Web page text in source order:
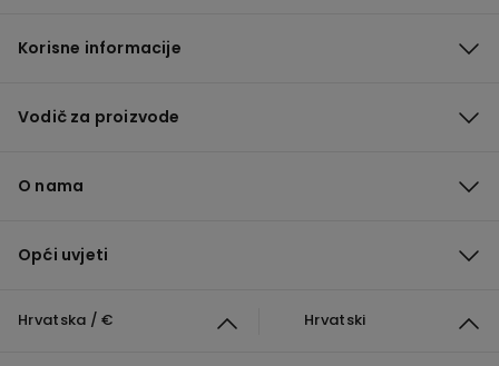
Korisne informacije
Vodič za proizvode
O nama
Opći uvjeti
Hrvatska / € Hrvatski